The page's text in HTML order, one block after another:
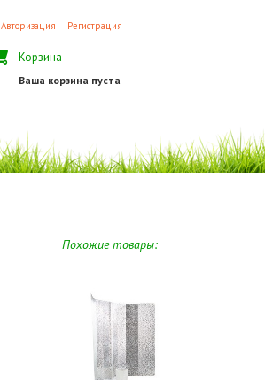
Авторизация Регистрация
Корзина
Ваша корзина пуста
Похожие товары: